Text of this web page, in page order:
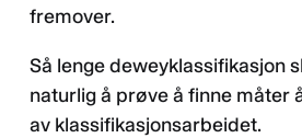
fremover.
Så lenge deweyklassifikasjon
naturlig å prøve å finne måter
av klassifikasjonsarbeidet.